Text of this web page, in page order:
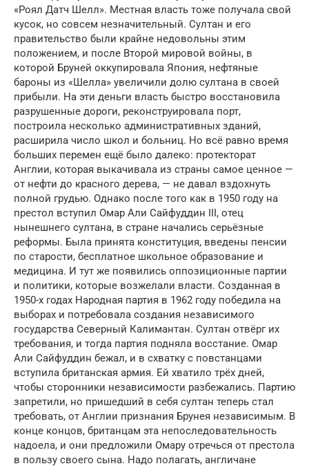
«Роял Датч Шелл». Местная власть тоже получала свой
кусок, но совсем незначительный. Султан и его
правительство были крайне недовольны этим
положением, и после Второй мировой войны, в
которой Бруней оккупировала Япония, нефтяные
бароны из «Шелла» увеличили долю султана в своей
прибыли. На эти деньги власть быстро восстановила
разрушенные дороги, реконструировала порт,
построила несколько административных зданий,
расширила число школ и больниц. Но всё равно время
больших перемен ещё было далеко: протекторат
Англии, которая выкачивала из страны самое ценное —
от нефти до красного дерева, — не давал вздохнуть
полной грудью. Однако после того как в 1950 году на
престол вступил Омар Али Сайфуддин III, отец
нынешнего султана, в стране начались серьёзные
реформы. Была принята конституция, введены пенсии
по старости, бесплатное школьное образование и
медицина. И тут же появились оппозиционные партии
и политики, которые возжелали власти. Созданная в
1950-х годах Народная партия в 1962 году победила на
выборах и потребовала создания независимого
государства Северный Калимантан. Султан отвёрг их
требования, и тогда партия подняла восстание. Омар
Али Сайфуддин бежал, и в схватку с повстанцами
вступила британская армия. Ей хватило трёх дней,
чтобы сторонники независимости разбежались. Партию
запретили, но пришедший в себя султан теперь стал
требовать, от Англии признания Брунея независимым. В
конце концов, британцам эта непоследовательность
надоела, и они предложили Омару отречься от престола
в пользу своего сына. Надо полагать, англичане